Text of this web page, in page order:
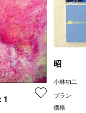
1
昭
小林功二
プラン
価格